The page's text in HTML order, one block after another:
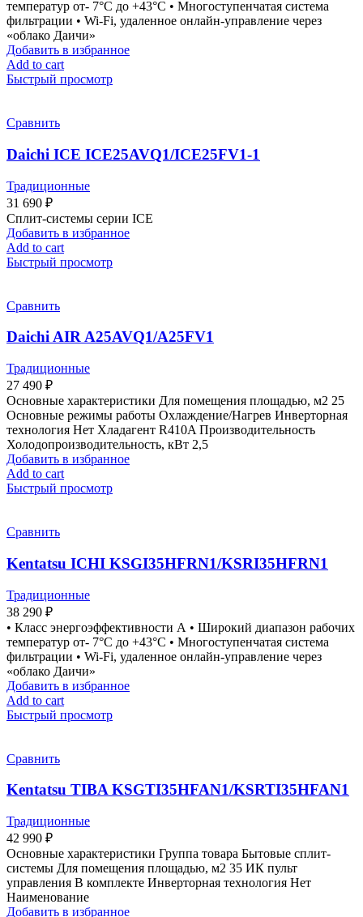
температур от- 7°С до +43°С • Многоступенчатая система
фильтрации • Wi-Fi, удаленное онлайн-управление через
«облако Даичи»
Добавить в избранное
Add to cart
Быстрый просмотр
Сравнить
Daichi ICE ICE25AVQ1/ICE25FV1-1
Традиционные
31 690 ₽
Сплит-системы серии ICE
Добавить в избранное
Add to cart
Быстрый просмотр
Сравнить
Daichi AIR A25AVQ1/A25FV1
Традиционные
27 490 ₽
Основные характеристики Для помещения площадью, м2 25
Основные режимы работы Охлаждение/Нагрев Инверторная
технология Нет Хладагент R410A Производительность
Холодопроизводительность, кВт 2,5
Добавить в избранное
Add to cart
Быстрый просмотр
Сравнить
Kentatsu ICHI KSGI35HFRN1/KSRI35HFRN1
Традиционные
38 290 ₽
• Класс энергоэффективности А • Широкий диапазон рабочих
температур от- 7°С до +43°С • Многоступенчатая система
фильтрации • Wi-Fi, удаленное онлайн-управление через
«облако Даичи»
Добавить в избранное
Add to cart
Быстрый просмотр
Сравнить
Kentatsu TIBA KSGTI35HFAN1/KSRTI35HFAN1
Традиционные
42 990 ₽
Основные характеристики Группа товара Бытовые сплит-
системы Для помещения площадью, м2 35 ИК пульт
управления В комплекте Инверторная технология Нет
Наименование
Добавить в избранное